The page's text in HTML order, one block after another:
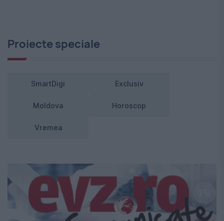
Proiecte speciale
SmartDigi Exclusiv
Moldova Horoscop
Vremea